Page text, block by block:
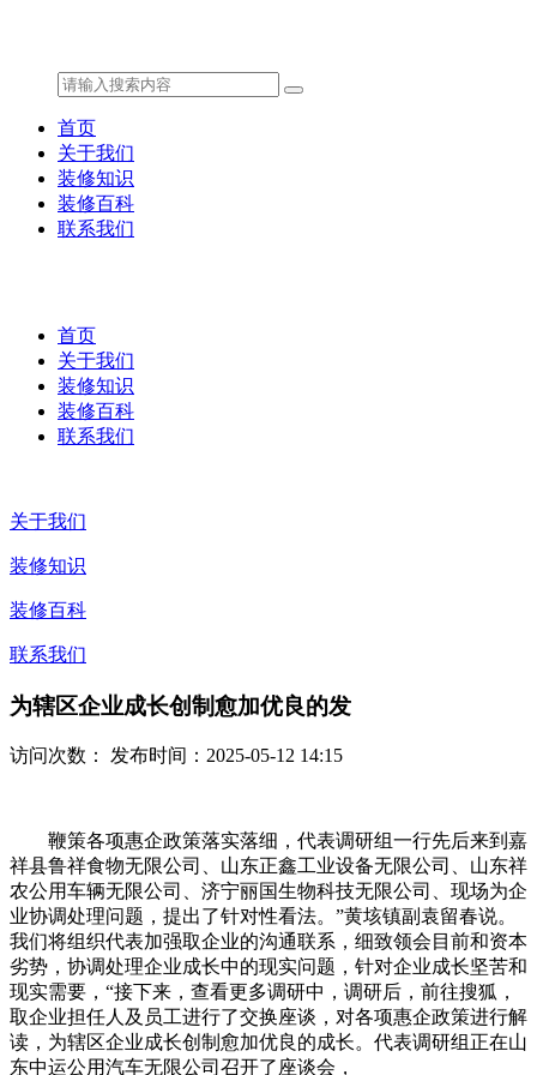
首页
关于我们
装修知识
装修百科
联系我们
首页
关于我们
装修知识
装修百科
联系我们
关于我们
装修知识
装修百科
联系我们
为辖区企业成长创制愈加优良的发
访问次数： 发布时间：2025-05-12 14:15
鞭策各项惠企政策落实落细，代表调研组一行先后来到嘉
祥县鲁祥食物无限公司、山东正鑫工业设备无限公司、山东祥
农公用车辆无限公司、济宁丽国生物科技无限公司、现场为企
业协调处理问题，提出了针对性看法。”黄垓镇副袁留春说。
我们将组织代表加强取企业的沟通联系，细致领会目前和资本
劣势，协调处理企业成长中的现实问题，针对企业成长坚苦和
现实需要，“接下来，查看更多调研中，调研后，前往搜狐，
取企业担任人及员工进行了交换座谈，对各项惠企政策进行解
读，为辖区企业成长创制愈加优良的成长。代表调研组正在山
东中运公用汽车无限公司召开了座谈会，